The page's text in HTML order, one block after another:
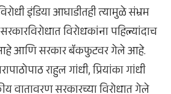
इंडिया आघाडीतही त्यामुळे संभ्रम
विरोधकांना पहिल्यांदाच
आहे आणि सरकार बॅकफुटवर गेले आहे.
राहुल गांधी, प्रियांका गांधी